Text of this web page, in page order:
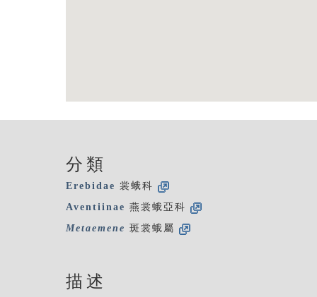
分類
Erebidae 裳蛾科
Aventiinae 燕裳蛾亞科
Metaemene 斑裳蛾屬
描述